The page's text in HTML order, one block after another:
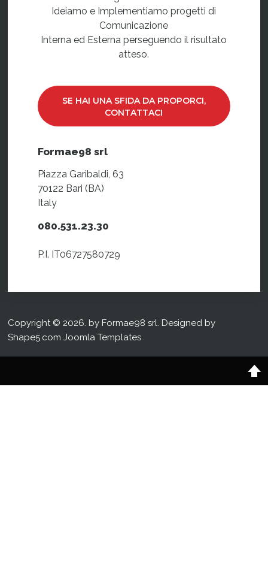
Ideiamo e Implementiamo progetti di
Comunicazione
Interna ed Esterna perseguendo il risultato
atteso.
SE HAI UNA SFIDA DA PROPORCI,
CONTATTACI
Formae98 srl
Piazza Garibaldi, 63
70122 Bari (BA)
Italy
080.531.23.30
P.I. IT06727580729
Copyright © 2026. by Formae98 srl. Designed by
Shape5.comJoomla Templates